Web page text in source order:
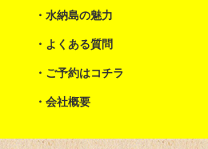
水納島の魅力
よくある質問
ご予約はコチラ
会社概要